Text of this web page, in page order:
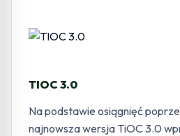
TIOC 3.0
Na podstawie osiągnięć
najnowsza wersja TiOC 3.0